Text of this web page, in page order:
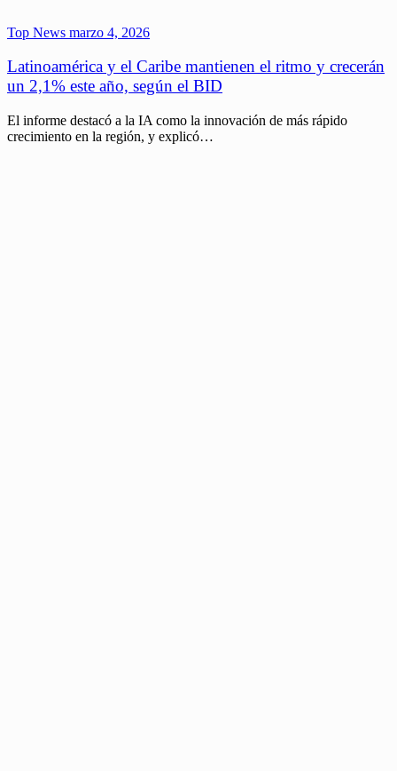
Top News marzo 4, 2026
Latinoamérica y el Caribe mantienen el ritmo y crecerán
un 2,1% este año, según el BID
El informe destacó a la IA como la innovación de más rápido
crecimiento en la región, y explicó…